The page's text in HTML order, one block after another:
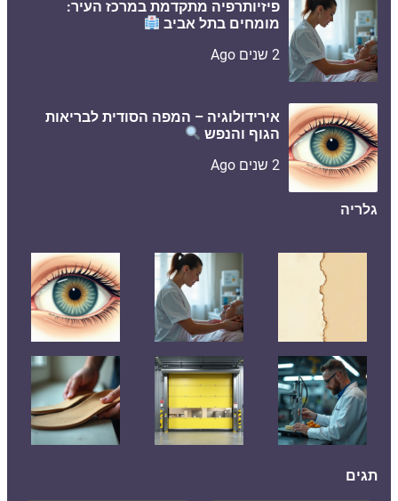
פיזיותרפיה מתקדמת במרכז העיר:
מומחים בתל אביב
2 שנים Ago
אירידולוגיה – המפה הסודית לבריאות
הגוף והנפש
2 שנים Ago
גלריה
תגים